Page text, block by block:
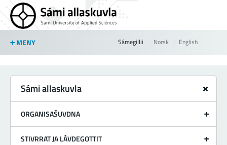
Jump to navigation
MENY Sámegillii Norsk English
Sámi allaskuvla
ORGANISAŠUVDNA
STIVRRAT JA LÁVDEGOTTIT